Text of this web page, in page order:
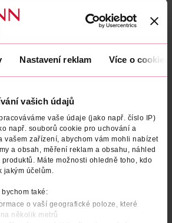
Nastavení reklam Více o cookies
vašich údajů
vaše údaje (jako např. číslo IP)
např. souborů cookie pro uchování a
vašem zařízení, abychom vám mohli nabízet
a obsah, měření reklam a obsahu, náhled
Máte možnosti ohledně toho, kdo
jakým účelům.
také:
o vaší geografické poloze, které
několik metrů
Obj. č.:
Tónovací denní krém 01 Light